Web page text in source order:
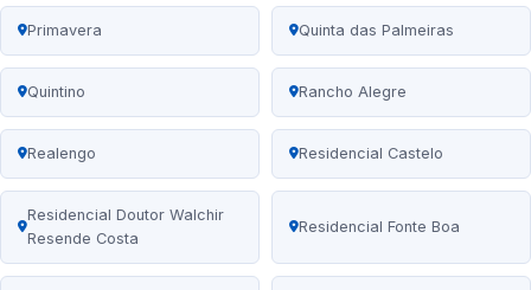
Primavera Quinta das Palmeiras
Quintino Rancho Alegre
Realengo Residencial Castelo
Residencial Doutor Walchir
Resende Costa
Residencial Fonte Boa